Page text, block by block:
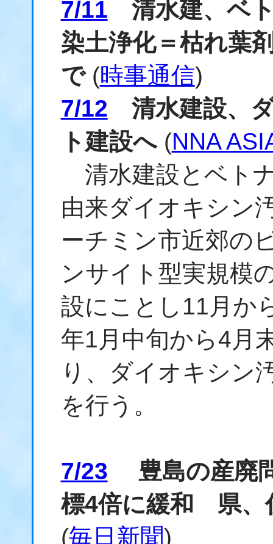
7/11 清水建、ベ
染土浄化＝枯れ葉
で(時事通信)
7/12 清水建設、
ト建設へ(NNA
清水建設とベト
由来ダイオキシン
ーチミン市近郊の
ンサイト型実規模
設にことし11月か
年1月中旬から4月
り、ダイオキシン
を行う。
7/23 豊島の産廃
標4倍に緩和 県、
(毎日新聞)